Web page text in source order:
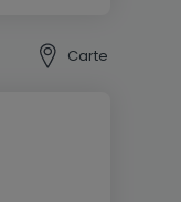
Carte